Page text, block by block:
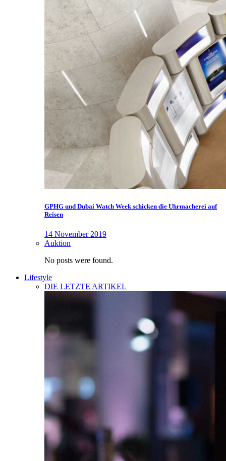
GPHG und Dubai Watch Week schicken die Uhrmacherei auf
Reisen
14 November 2019
Auktion
No posts were found.
Lifestyle
DIE LETZTE ARTIKEL